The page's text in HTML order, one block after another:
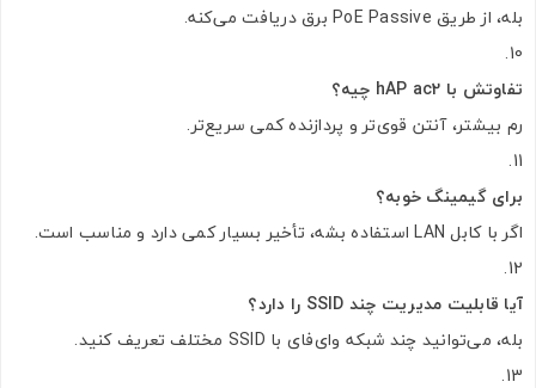
بله، از طریق PoE Passive برق دریافت می‌کنه.
تفاوتش با hAP ac2 چیه؟
رم بیشتر، آنتن قوی‌تر و پردازنده کمی سریع‌تر.
برای گیمینگ خوبه؟
اگر با کابل LAN استفاده بشه، تأخیر بسیار کمی دارد و مناسب است.
آیا قابلیت مدیریت چند SSID را دارد؟
بله، می‌توانید چند شبکه وای‌فای با SSID مختلف تعریف کنید.